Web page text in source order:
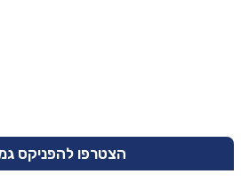
הצטרפו להפניקס